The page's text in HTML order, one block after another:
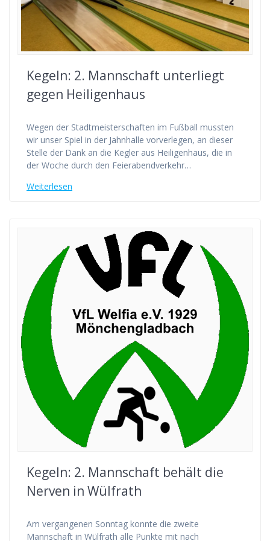
Kegeln: 2. Mannschaft unterliegt
gegen Heiligenhaus
Wegen der Stadtmeisterschaften im Fußball mussten
wir unser Spiel in der Jahnhalle vorverlegen, an dieser
Stelle der Dank an die Kegler aus Heiligenhaus, die in
der Woche durch den Feierabendverkehr…
Weiterlesen
Kegeln: 2. Mannschaft behält die
Nerven in Wülfrath
Am vergangenen Sonntag konnte die zweite
Mannschaft in Wülfrath alle Punkte mit nach